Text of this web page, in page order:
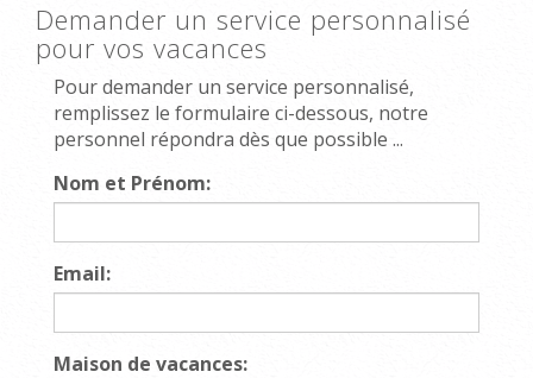
Demander un service personnalisé
pour vos vacances
Pour demander un service personnalisé,
remplissez le formulaire ci-dessous, notre
personnel répondra dès que possible ...
Nom et Prénom:
Email:
Maison de vacances: